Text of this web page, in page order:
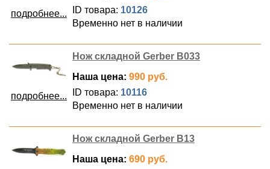
подробнее...
ID товара: 10126
Временно нет в наличии
подробнее...
Нож складной Gerber B033
Наша цена: 990 руб.
ID товара: 10116
Временно нет в наличии
Нож складной Gerber B13
Наша цена: 690 руб.